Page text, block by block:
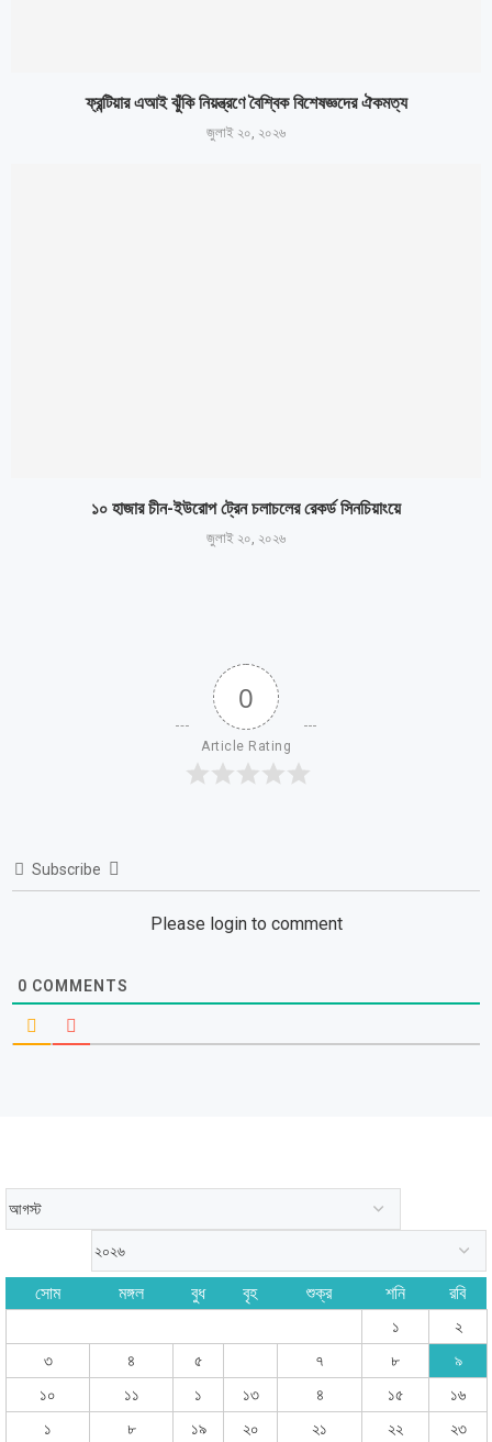
ফ্রন্টিয়ার এআই ঝুঁকি নিয়ন্ত্রণে বৈশ্বিক বিশেষজ্ঞদের ঐকমত্য
জুলাই ২০, ২০২৬
১০ হাজার চীন-ইউরোপ ট্রেন চলাচলের রেকর্ড সিনচিয়াংয়ে
জুলাই ২০, ২০২৬
0
Article Rating
Subscribe
Please login to comment
0 COMMENTS
সোম মঙ্গল বুধ বৃহ শুক্র শনি রবি
১
২
৩
৪ ৫ ৭ ৮
৯
১০
১১ ১ ১৩ ৪ ১৫
১৬
১
৮ ১৯ ২০ ২১ ২২ ২৩